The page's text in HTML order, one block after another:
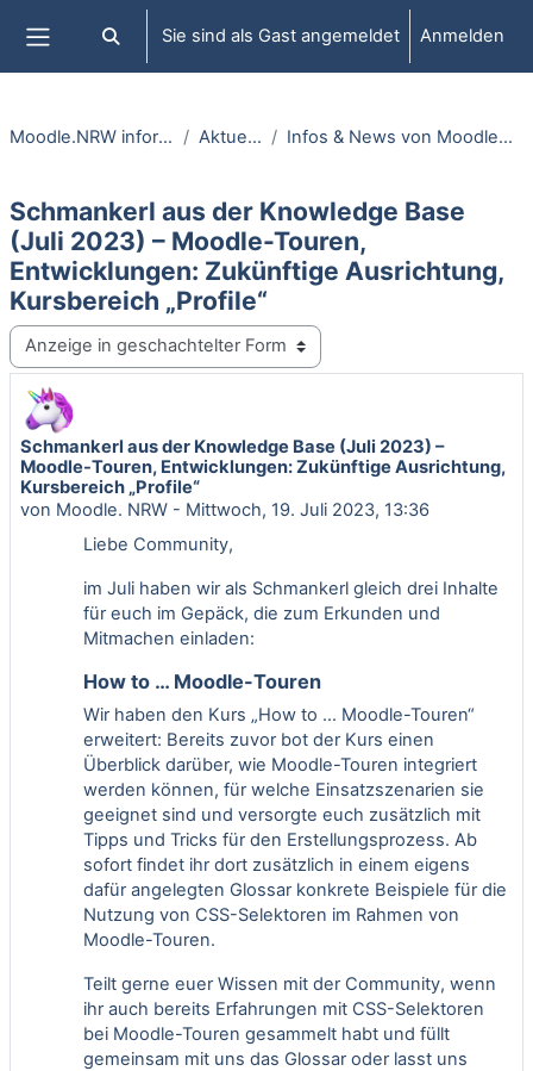
Website-Übersicht
Sucheingabe umschalten
Sie sind als Gast angemeldet Anmelden
Moodle.NRW informiert Aktuelles Infos & News von MoodleNRW.de
Schmankerl aus der Knowledge Base
(Juli 2023) – Moodle-Touren,
Entwicklungen: Zukünftige Ausrichtung,
Kursbereich „Profile“
Anzeigemodus
Schmankerl aus der Knowledge Base (Juli 2023) –
Moodle-Touren, Entwicklungen: Zukünftige Ausrichtung,
Kursbereich „Profile“
von Moodle. NRW - Mittwoch, 19. Juli 2023, 13:36
Anzahl Antworten: 0
Liebe Community,
im Juli haben wir als Schmankerl gleich drei Inhalte
für euch im Gepäck, die zum Erkunden und
Mitmachen einladen:
How to … Moodle-Touren
Wir haben den Kurs „How to … Moodle-Touren“
erweitert: Bereits zuvor bot der Kurs einen
Überblick darüber, wie Moodle-Touren integriert
werden können, für welche Einsatzszenarien sie
geeignet sind und versorgte euch zusätzlich mit
Tipps und Tricks für den Erstellungsprozess. Ab
sofort findet ihr dort zusätzlich in einem eigens
dafür angelegten Glossar konkrete Beispiele für die
Nutzung von CSS-Selektoren im Rahmen von
Moodle-Touren.
Teilt gerne euer Wissen mit der Community, wenn
ihr auch bereits Erfahrungen mit CSS-Selektoren
bei Moodle-Touren gesammelt habt und füllt
gemeinsam mit uns das Glossar oder lasst uns